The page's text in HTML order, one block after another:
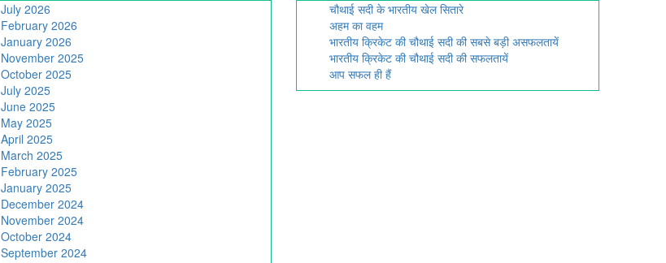
July 2026
February 2026
January 2026
November 2025
October 2025
July 2025
June 2025
May 2025
April 2025
March 2025
February 2025
January 2025
December 2024
November 2024
October 2024
September 2024
चौथाई सदी के भारतीय खेल सितारे
अहम का वहम
भारतीय क्रिकेट की चौथाई सदी की सबसे बड़ी असफलतायें
भारतीय क्रिकेट की चौथाई सदी की सफलतायें
आप सफल ही हैं